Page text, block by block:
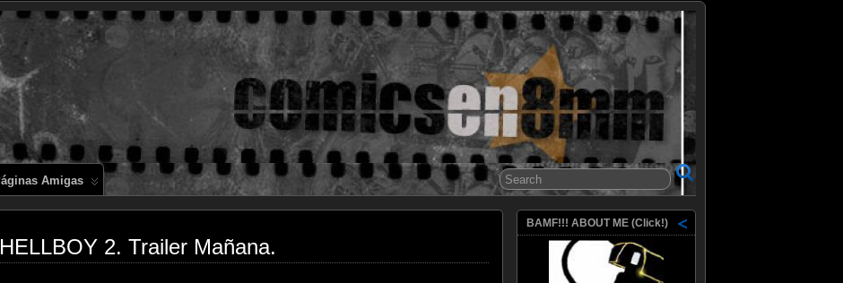
Comics en 8mm
Amigas
2. Trailer Mañana.
BAMF!!! ABOUT ME (Click!)